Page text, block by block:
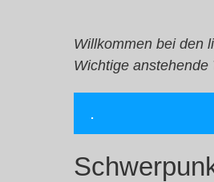
Willkommen bei den
Wichtige anstehende
.